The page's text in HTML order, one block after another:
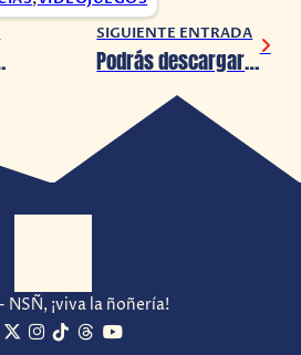
Daylight
SIGUIENTE ENTRADA
Podrás descargar en tu celular Return to Monkey Island sin recurrir a la piratería
¡viva la ñoñería!